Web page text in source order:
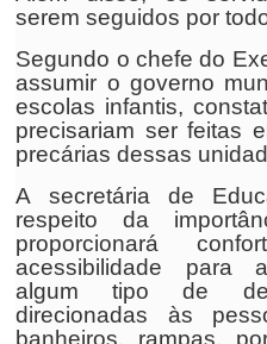
serem seguidos por
Segundo o chefe do
assumir o governo
escolas infantis,
precisariam ser feitas
precárias dessas
A secretária de
respeito da
proporcionará
acessibilidade para
algum tipo de
direcionadas às
banheiros, rampas,